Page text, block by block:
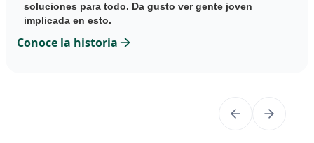
todo. Da gusto ver gente joven